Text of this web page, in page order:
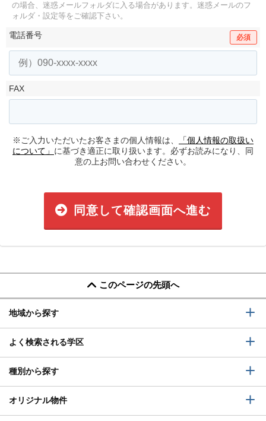
の場合、迷惑メールフォルダに入る場合があります。 迷惑メールのフ
ォルダ・設定等をご確認下さい。
電話番号 必須
FAX
※ご入力いただいたお客さまの個人情報は、
「個人情報の取扱い
について」 に基づき適正に取り扱います。必ずお読みになり、同
意の上お問い合わせください。
同意して確認画面へ進む
このページの先頭へ
地域から探す
よく検索される学区
種別から探す
オリジナル物件